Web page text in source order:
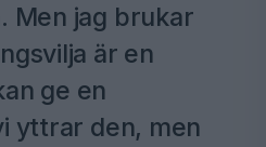
Men jag brukar
är en
ge en
yttrar den, men